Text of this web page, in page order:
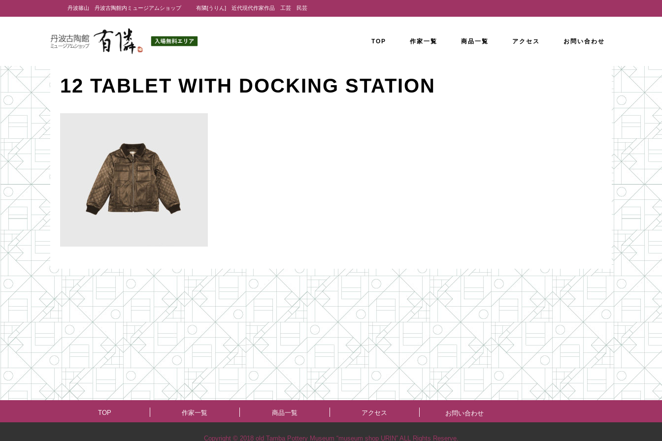
丹波篠山 丹波古陶館内ミュージアムショップ 有隣[うりん] 近代現代作家作品 工芸 民芸
TOP 作家一覧 商品一覧 アクセス お問い合わせ
12 TABLET WITH DOCKING STATION
TOP 作家一覧 商品一覧 アクセス お問い合わせ
Copyright © 2018 old Tamba Pottery Museum “museum shop URIN” ALL Rights Reserve.